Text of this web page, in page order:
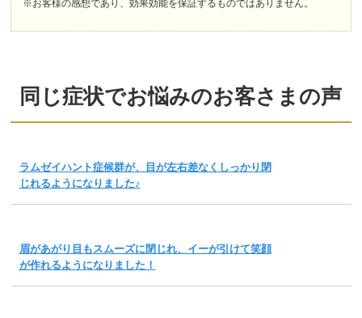
※お客様の感想であり、効果効能を保証するものではありません。
同じ症状でお悩みのお客さまの声
ラムゼイハント症候群が、目が左右差なくしっかり閉
じれるようになりました♪
眉があがり目もスムーズに閉じれ、イーが引けて笑顔
が作れるようになりました！